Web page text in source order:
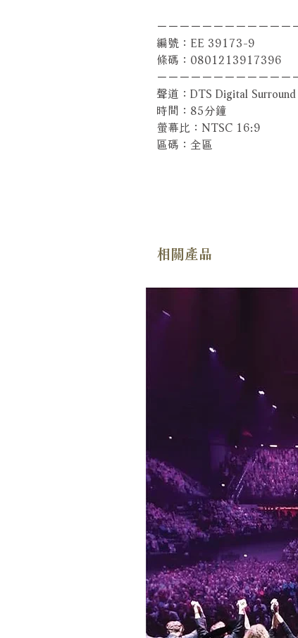
－－－－－－－－－－－－
編號：EE 39173-9
條碼：0801213917396
－－－－－－－－－－－－
聲道：DTS Digital
時間：85分鐘
螢幕比：NTSC 16:9
區碼：全區
相關產品